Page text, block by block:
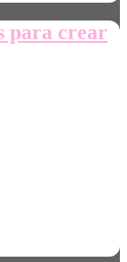
para crear